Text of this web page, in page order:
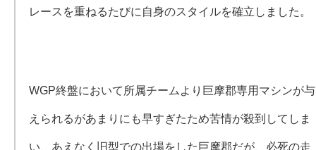
レースを重ねるたびに自身のスタイルを確立しました。
WGP終盤において所属チームより巨摩郡専用マシンが与
えられるがあまりにも早すぎたため苦情が殺到してしま
い、あえなく旧型での出場をした巨摩郡だが、必死の走